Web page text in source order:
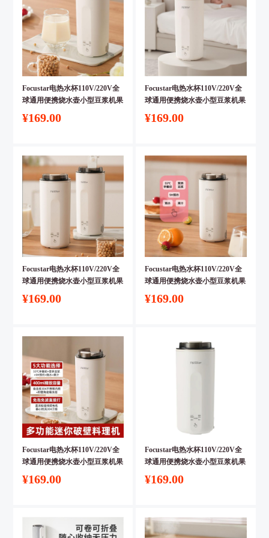
Focustar电热水杯110V/220V全
球通用便携烧水壶小型豆浆机果
汁机【日规插头100－110V】
¥169.00
Focustar电热水杯110V/220V全
球通用便携烧水壶小型豆浆机果
汁机【美规插头110V】
¥169.00
Focustar电热水杯110V/220V全
球通用便携烧水壶小型豆浆机果
汁机【英规插头】
¥169.00
Focustar电热水杯110V/220V全
球通用便携烧水壶小型豆浆机果
汁机【澳规插头】
¥169.00
Focustar电热水杯110V/220V全
球通用便携烧水壶小型豆浆机果
汁机 【欧规插头】
¥169.00
Focustar电热水杯110V/220V全
球通用便携烧水壶小型豆浆机果
汁机【国内插头】
¥169.00